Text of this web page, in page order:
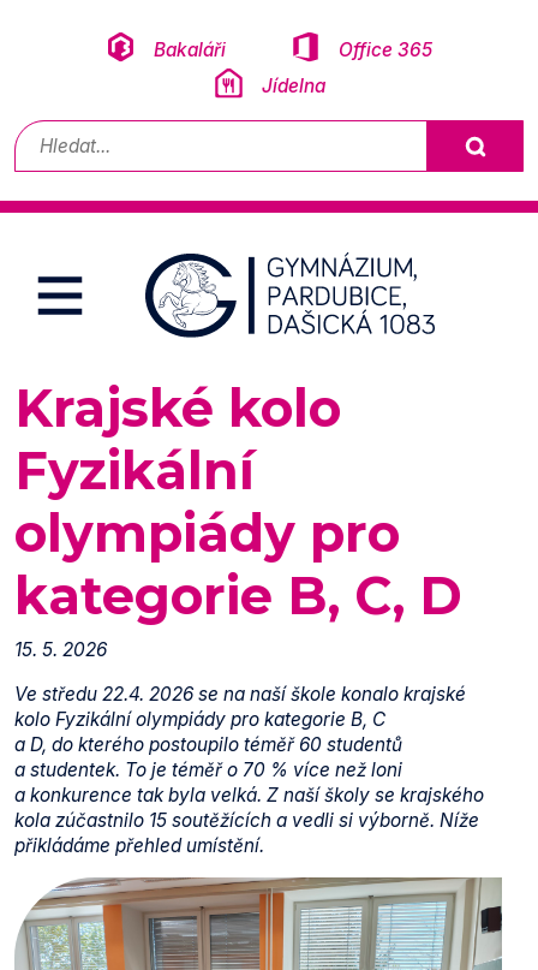
Bakaláři
Office 365
Jídelna
Vyhledávání
Krajské kolo
Fyzikální
olympiády pro
kategorie B, C, D
15. 5. 2026
Ve středu 22.4. 2026 se na naší škole konalo krajské
kolo Fyzikální olympiády pro kategorie B, C
a D, do kterého postoupilo téměř 60 studentů
a studentek. To je téměř o 70 % více než loni
a konkurence tak byla velká. Z naší školy se krajského
kola zúčastnilo 15 soutěžících a vedli si výborně. Níže
přikládáme přehled umístění.